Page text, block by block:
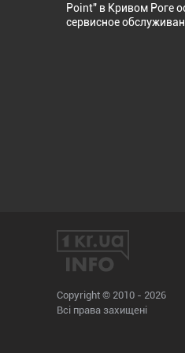
Point" в Кривом Роге
сервисное
Copyright © 2010 - 2026
Всі права захищені